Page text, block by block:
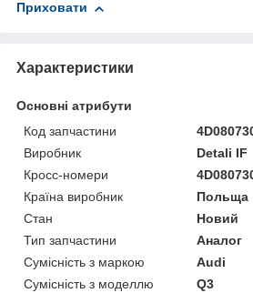
Приховати
Характеристики
Основні атрибути
Код запчастини
Виробник
Detali IF
Кросс-номери
Країна виробник
Польща
Стан
Новий
Тип запчастини
Аналог
Сумісність з маркою
Audi
Сумісність з моделлю
Q3